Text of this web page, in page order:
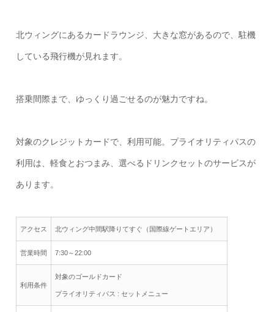
北ウィングにあるカードラウンジ、大きな窓があるので、駐機
している飛行機が見れます。
搭乗間際まで、ゆっくり過ごせるのが魅力ですね。
対象のクレジットカードで、利用可能。プライオリティパスの
利用は、軽食とおつまみ、選べるドリンクセットのサービスが
あります。
アクセス 北ウィング中間駅降りてすぐ（国際線ゲートエリア）
営業時間 7:30～22:00
利用条件
対象のゴールドカード
プライオリティパス : セットメニュー